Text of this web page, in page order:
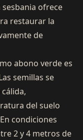
ofrece
restaurar la
de
abono verde es
semillas se
del suelo
condiciones
2 y 4 metros de